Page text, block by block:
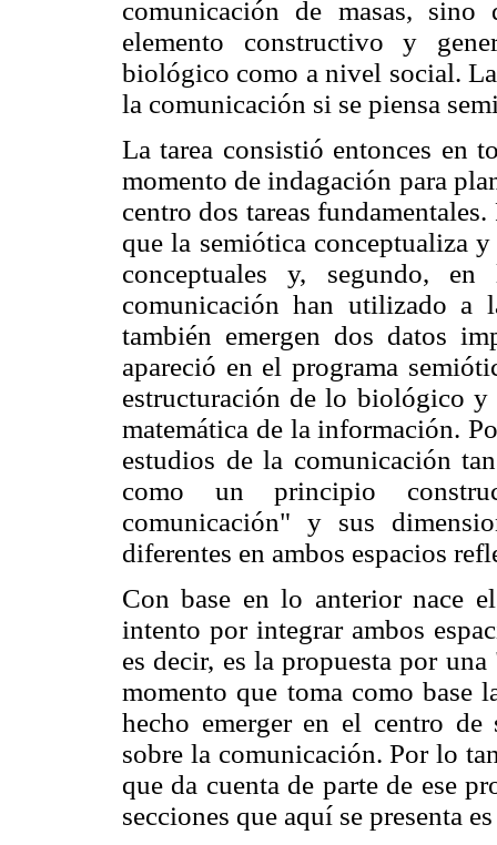
comunicación de masas,
elemento constructivo y
biológico como a nivel social.
la comunicación si se piensa
La tarea consistió entonces en
momento de indagación para
centro dos tareas
que la semiótica conceptualiza
conceptuales y, segundo,
comunicación han utilizado a
también emergen dos datos
apareció en el programa
estructuración de lo biológico
matemática de la información.
estudios de la comunicación
como un principio
comunicación" y sus
diferentes en ambos espacios
Con base en lo anterior nace
intento por integrar ambos
es decir, es la propuesta por
momento que toma como base
hecho emerger en el centro
sobre la comunicación. Por lo
que da cuenta de parte de ese
secciones que aquí se presenta